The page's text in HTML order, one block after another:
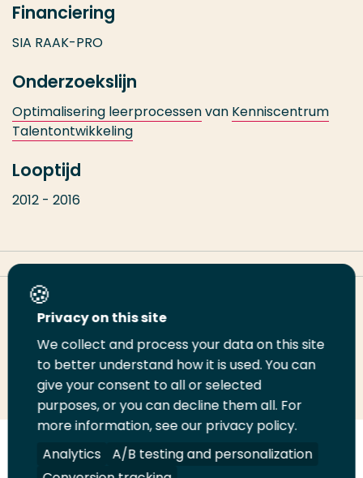
Financiering
SIA RAAK-PRO
Onderzoekslijn
Optimalisering leerprocessenvan Kenniscentrum
Talentontwikkeling
Looptijd
2012 - 2016
Deel deze pagina
Deel
LinkedIn
Deel
op
Twitter
Deel
op
Facebook
Email
deze
pagina
Print
deze
pagina
VolgVolgVolgVolg
Privacy on this site
We collect and process your data on this site
to better understand how it is used. You can
give your consent to all or selected
purposes, or you can decline them all. For
more information, see our privacy policy.
Analytics
A/B testing and personalization